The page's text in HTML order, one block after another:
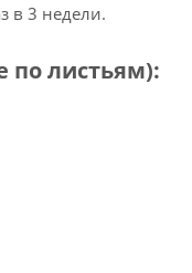
в 3 недели.
по листьям):